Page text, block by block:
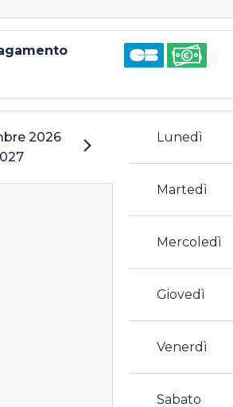
2026
Lunedì
Martedì
Mercoledì
Giovedì
Venerdì
Sabato